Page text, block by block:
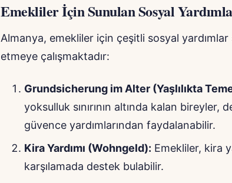
Emekliler İçin Sunulan Sosyal
Almanya, emekliler için çeşitli sosyal
etmeye çalışmaktadır:
Grundsicherung im Alter (Yaşlılıkta
yoksulluk sınırının altında kalan bireyler,
güvence yardımlarından faydalanabilir.
Kira Yardımı (Wohngeld): Emekliler, kira
karşılamada destek bulabilir.